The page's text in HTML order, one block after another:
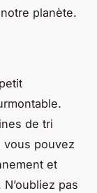
planète.
de tri
vous pouvez
et
pas